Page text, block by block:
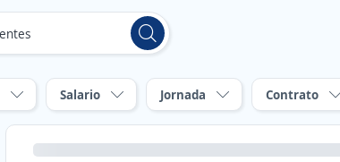
Salario Jornada Contrato